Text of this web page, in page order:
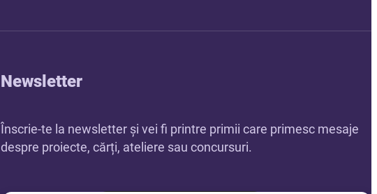
Newsletter
Înscrie-te la newsletter și vei fi printre primii care primesc mesaje
despre proiecte, cărți, ateliere sau concursuri.